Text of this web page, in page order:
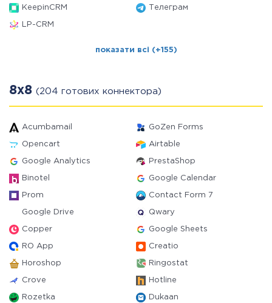
KeepinCRM Телеграм
LP-CRM
показати всі (+155)
8x8 (204 готових коннектора)
Acumbamail GoZen Forms
Opencart Airtable
Google Analytics PrestaShop
Binotel Google Calendar
Prom Contact Form 7
Google Drive Qwary
Copper Google Sheets
RO App Creatio
Horoshop Ringostat
Crove Hotline
Rozetka Dukaan